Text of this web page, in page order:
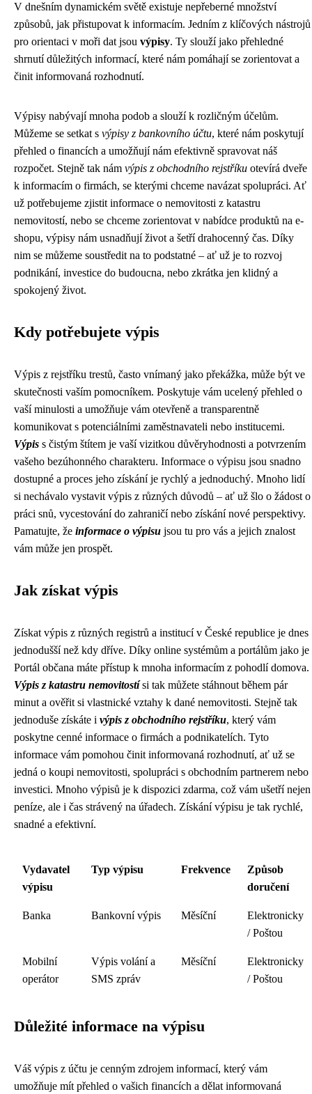
V dnešním dynamickém světě existuje nepřeberné množství
způsobů, jak přistupovat k informacím. Jedním z klíčových nástrojů
pro orientaci v moři dat jsou výpisy. Ty slouží jako přehledné
shrnutí důležitých informací, které nám pomáhají se zorientovat a
činit informovaná rozhodnutí.
Výpisy nabývají mnoha podob a slouží k rozličným účelům.
Můžeme se setkat s výpisy z bankovního účtu, které nám poskytují
přehled o financích a umožňují nám efektivně spravovat náš
rozpočet. Stejně tak nám výpis z obchodního rejstříku otevírá dveře
k informacím o firmách, se kterými chceme navázat spolupráci. Ať
už potřebujeme zjistit informace o nemovitosti z katastru
nemovitostí, nebo se chceme zorientovat v nabídce produktů na e-
shopu, výpisy nám usnadňují život a šetří drahocenný čas. Díky
nim se můžeme soustředit na to podstatné – ať už je to rozvoj
podnikání, investice do budoucna, nebo zkrátka jen klidný a
spokojený život.
Kdy potřebujete výpis
Výpis z rejstříku trestů, často vnímaný jako překážka, může být ve
skutečnosti vaším pomocníkem. Poskytuje vám ucelený přehled o
vaší minulosti a umožňuje vám otevřeně a transparentně
komunikovat s potenciálními zaměstnavateli nebo institucemi.
Výpis s čistým štítem je vaší vizitkou důvěryhodnosti a potvrzením
vašeho bezúhonného charakteru. Informace o výpisu jsou snadno
dostupné a proces jeho získání je rychlý a jednoduchý. Mnoho lidí
si nechávalo vystavit výpis z různých důvodů – ať už šlo o žádost o
práci snů, vycestování do zahraničí nebo získání nové perspektivy.
Pamatujte, že informace o výpisu jsou tu pro vás a jejich znalost
vám může jen prospět.
Jak získat výpis
Získat výpis z různých registrů a institucí v České republice je dnes
jednodušší než kdy dříve. Díky online systémům a portálům jako je
Portál občana máte přístup k mnoha informacím z pohodlí domova.
Výpis z katastru nemovitostísi tak můžete stáhnout během pár
minut a ověřit si vlastnické vztahy k dané nemovitosti. Stejně tak
jednoduše získáte i výpis z obchodního rejstříku, který vám
poskytne cenné informace o firmách a podnikatelích. Tyto
informace vám pomohou činit informovaná rozhodnutí, ať už se
jedná o koupi nemovitosti, spolupráci s obchodním partnerem nebo
investici. Mnoho výpisů je k dispozici zdarma, což vám ušetří nejen
peníze, ale i čas strávený na úřadech. Získání výpisu je tak rychlé,
snadné a efektivní.
Vydavatel
výpisu
Typ výpisu Frekvence
Způsob
doručení
Banka Bankovní výpis Měsíční
Elektronicky
/ Poštou
Mobilní
operátor
Výpis volání a
SMS zpráv
Měsíční
Elektronicky
/ Poštou
Důležité informace na výpisu
Váš výpis z účtu je cenným zdrojem informací, který vám
umožňuje mít přehled o vašich financích a dělat informovaná